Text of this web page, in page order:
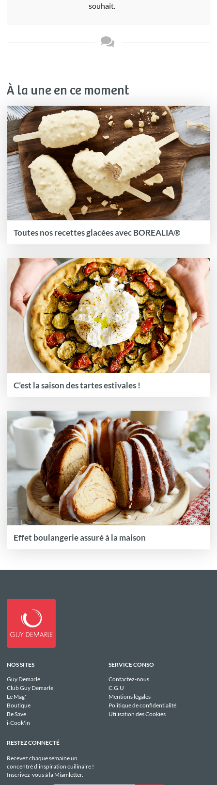
souhait.
À la une en ce moment
Toutes nos recettes glacées avec BOREALIA®
C’est la saison des tartes estivales !
Effet boulangerie assuré à la maison
NOS SITES
Guy Demarle
Club Guy Demarle
Le Mag'
Boutique
Be Save
i-Cook'in
SERVICE CONSO
Contactez-nous
C.G.U
Mentions légales
Politique de confidentialité
Utilisation des Cookies
RESTEZ CONNECTÉ
Recevez chaque semaine un
concentré d'inspiration cuilinaire !
Inscrivez-vous à la Miamletter.